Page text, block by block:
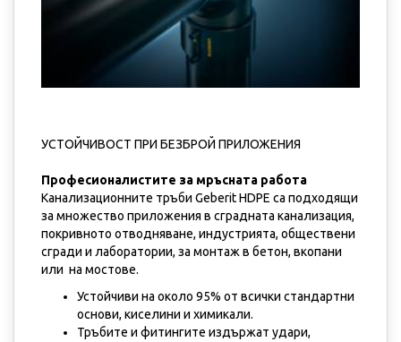
УСТОЙЧИВОСТ ПРИ БЕЗБРОЙ ПРИЛОЖЕНИЯ
Професионалистите за мръсната работа
Канализационните тръби Geberit HDPE са подходящи
за множество приложения в сградната канализация,
покривното отводняване, индустрията, обществени
сгради и лаборатории, за монтаж в бетон, вкопани
или на мостове.
Устойчиви на около 95% от всички стандартни
основи, киселини и химикали.
Тръбите и фитингите издържат удари,